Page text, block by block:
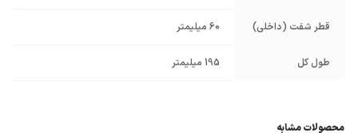
قطر شفت (داخلی) 60 میلیمتر
طول کل 195 میلیمتر
محصولات مشابه